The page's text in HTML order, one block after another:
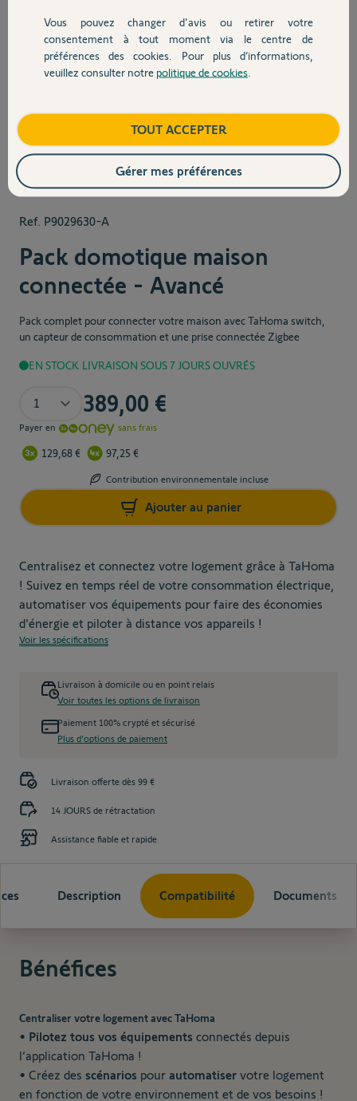
View larger imageView larger imageView larger imageView larger
Ref. P9029630-A
Pack domotique maison
connectée - Avancé
Pack complet pour connecter votre maison avec TaHoma switch,
un capteur de consommation et une prise connectée Zigbee
EN STOCK LIVRAISON SOUS 7 JOURS OUVRÉS
The price depends on the chosen options
389,00 €
Payer en sans frais
129,68 € 97,25 €
Contribution environnementale incluse
Ajouter au panier
45,00 €
Capteur de consommation
connecté​
En savoir plus
de température extérieure
Capteur d’ensoleillement et de
En savoir plus
Quantité
Ajouter au panier
Centralisez et connectez votre logement grâce à TaHoma
! Suivez en temps réel de votre consommation électrique,
automatiser vos équipements pour faire des économies
d'énergie et piloter à distance vos appareils !
Voir les spécifications
Livraison à domicile ou en point relais
Voir toutes les options de livraison
Paiement 100% crypté et sécurisé
Plus d'options de paiement
Livraison offerte dès 99 €
14 JOURS de rétractation
Assistance fiable et rapide
Description Compatibilité Documents
Bénéfices
Centraliser votre logement avec TaHoma
• Pilotez tous vos équipements connectés depuis
l’application TaHoma !
• Créez des scénarios pour automatiser votre logement
en fonction de votre environnement et de vos besoins !
Vous pouvez changer d'avis ou retirer votre
consentement à tout moment via le centre de
préférences des cookies. Pour plus d’informations,
veuillez consulter notre politique de cookies
TOUT ACCEPTER
Gérer mes préférences